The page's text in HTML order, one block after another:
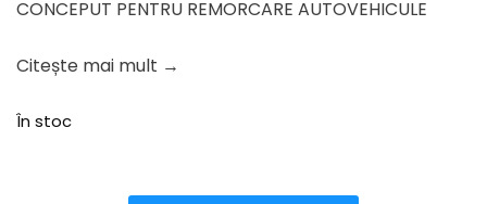
CONCEPUT PENTRU REMORCARE AUTOVEHICULE
Citește mai mult →
În stoc